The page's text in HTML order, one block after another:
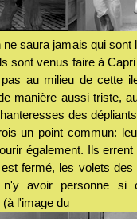
saura jamais qui sont
sont venus faire à
au milieu de cette
manière aussi triste,
des
un point commun:
également. Ils
fermé, les volets
avoir personne si
l'image du